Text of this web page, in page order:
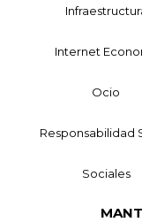
Internet
Ocio
Responsabilidad
Sociales